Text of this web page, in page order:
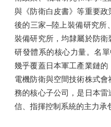
與《防衛白皮書》等重要
後的三家─陸上裝備研究所
裝備研究所，均隸屬於防
研發體系的核心力量。名
幾乎覆蓋日本軍工產業鏈
電機防衛與空間技術株式
務的核心子公司，是日本
信、指揮控制系統的主力承